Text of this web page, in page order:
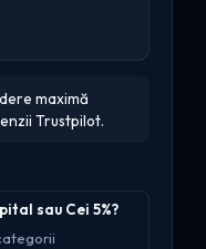
maximă
Trustpilot.
sau Cei 5%?